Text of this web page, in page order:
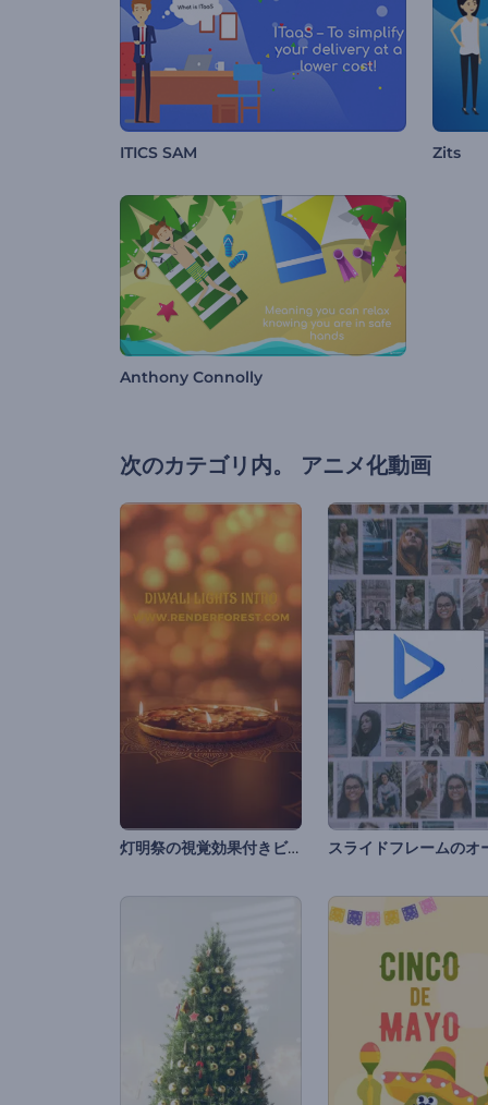
ITICS SAM Zits
Anthony Connolly
次のカテゴリ内。 アニメ化動画
灯明祭の視覚効果付きビデオ